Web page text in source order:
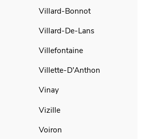
Villard-Bonnot
Villard-De-Lans
Villefontaine
Villette-D'Anthon
Vinay
Vizille
Voiron